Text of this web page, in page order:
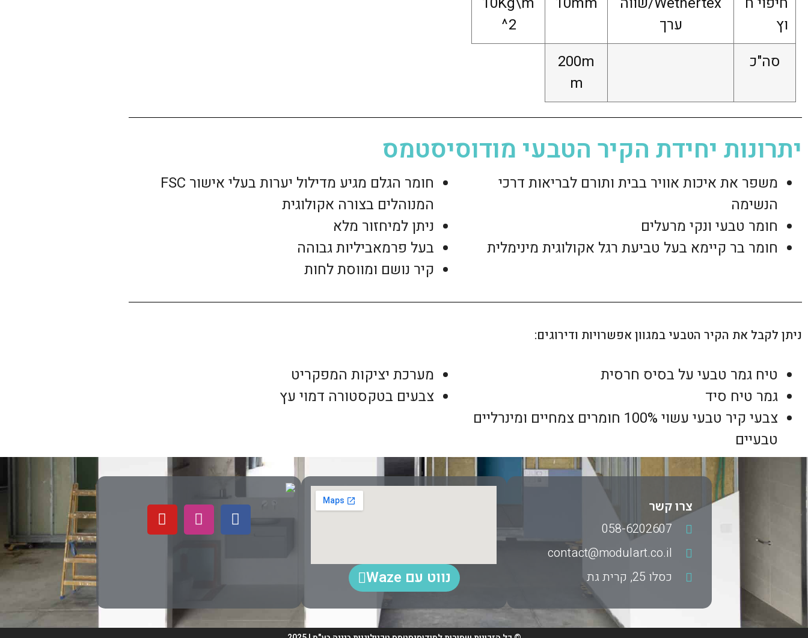
וץ
ערך
^2
סה"כ
200m
m
יתרונות יחידת הקיר הטבעי מודוסיסטמס
משפר את איכות אוויר בבית ותורם לבריאות דרכי
הנשימה
חומר טבעי ונקי מרעלים
חומר בר קיימא בעל טביעת רגל אקולוגית מינימלית
חומר הגלם מגיע מדילול יערות בעלי אישור FSC
המנוהלים בצורה אקולוגית
ניתן למיחזור מלא
בעל פרמאביליות גבוהה
קיר נושם ומווסת לחות
ניתן לקבל את הקיר הטבעי במגוון אפשרויות ודירוגים:
טיח גמר טבעי על בסיס חרסית
גמר טיח סיד
צבעי קיר טבעי עשוי 100% חומרים צמחיים ומינרליים
טבעיים
מערכת יציקות המפקריט
צבעים בטקסטורה דמוי עץ
צרו קשר
058-6202607
contact@modulart.co.il
כסלו 25, קרית גת
נווט עם Waze